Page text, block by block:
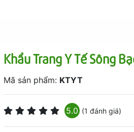
Khẩu Trang Y Tế Sông
Mã sản phẩm: KTYT
5.0 (1 đánh giá)